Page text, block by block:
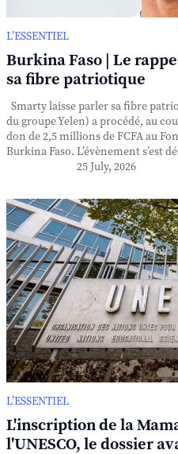
L’ESSENTIEL
Burkina Faso | Le
sa fibre patriotique
Smarty laisse parler sa fibre
du groupe Yelen) a procédé, au
don de 2,5 millions de FCFA au
Burkina Faso. L’évènement s’est
25 July, 2026
L’ESSENTIEL
L'inscription de la
l'UNESCO, le dossier